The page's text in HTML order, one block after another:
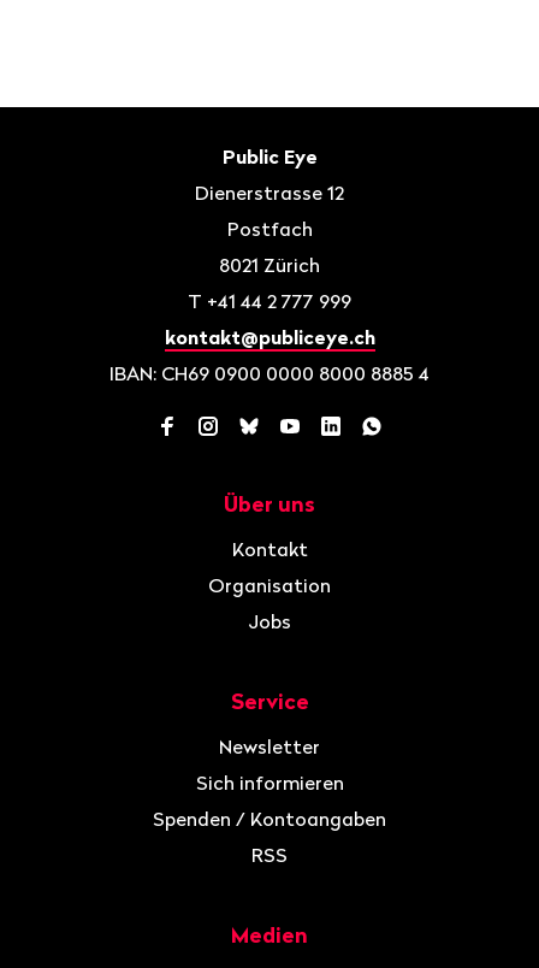
Public Eye
Dienerstrasse 12
Postfach
8021 Zürich
T +41 44 2 777 999
kontakt@publiceye.ch
IBAN: CH69 0900 0000 8000 8885 4
Facebook
Instagram
BlueskyYouTube
LinkedInWhatsApp
Über uns
Kontakt
Organisation
Jobs
Service
Newsletter
Sich informieren
Spenden / Kontoangaben
RSS
Medien